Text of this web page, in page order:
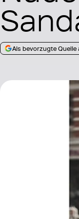
Als bevorzugte